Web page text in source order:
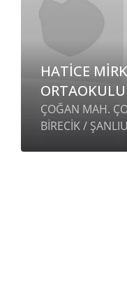
HATİCE
ORTAOKULU
ÇOĞAN MAH.
BİRECİK /